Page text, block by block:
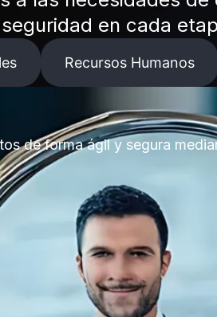
en cada
Recursos Humanos
de forma ágil y segura
Ver más